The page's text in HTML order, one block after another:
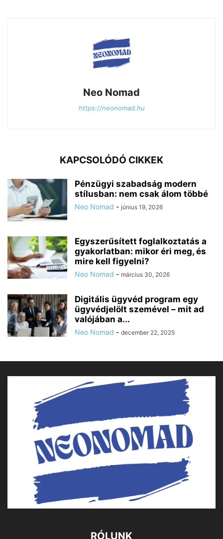
Neo Nomad
https://neonomad.hu
KAPCSOLÓDÓ CIKKEK
Pénzügyi szabadság modern
stílusban: nem csak álom többé
Neo Nomad - június 19, 2026
Egyszerűsített foglalkoztatás a
gyakorlatban: mikor éri meg, és
mire kell figyelni?
Neo Nomad - március 30, 2026
Digitális ügyvéd program egy
ügyvédjelölt szemével – mit ad
valójában a...
Neo Nomad - december 22, 2025
RÓLUNK